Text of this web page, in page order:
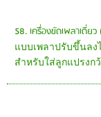
58. เครื่องขัดเพลาเดี่ยว
แบบเพลาปรับขึ้นลง
สำหรับใส่ลูกแปรงกว้